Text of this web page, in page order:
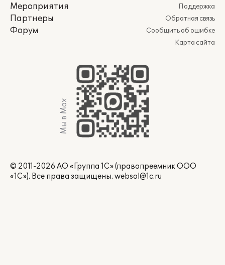
Мероприятия
Партнеры
Форум
Поддержка
Обратная связь
Сообщить об ошибке
Карта сайта
Мы в Max
© 2011-2026 АО «Группа 1С» (правопреемник ООО
«1С»). Все права защищены. websol@1c.ru